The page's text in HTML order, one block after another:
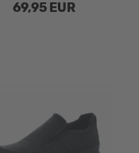
69,95 EUR